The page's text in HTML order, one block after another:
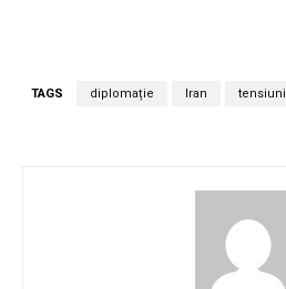
TAGS diplomație Iran tensiuni